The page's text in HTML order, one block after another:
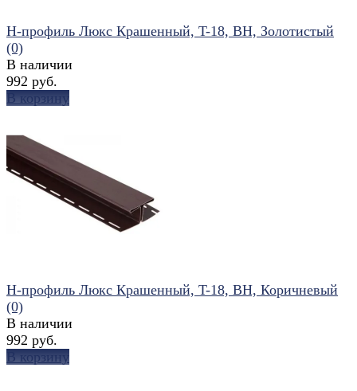
избранное сравнить
Н-профиль Люкс Крашенный, T-18, ВН, Золотистый
(0)
В наличии
992 руб.
В корзину
Н-профиль Люкс Крашенный, T-18, ВН, Коричневый
(0)
В наличии
992 руб.
В корзину